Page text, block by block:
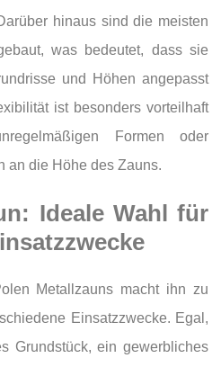
hinaus sind die meisten
was bedeutet, dass sie
und Höhen angepasst
ist besonders vorteilhaft
Formen oder
an die Höhe des Zauns.
Ideale Wahl für
Metallzauns macht ihn zu
Einsatzzwecke. Egal,
Grundstück, ein gewerbliches